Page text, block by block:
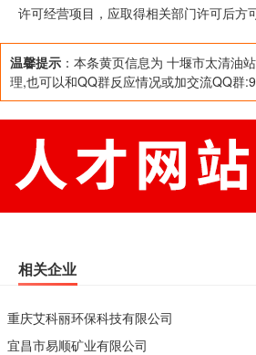
许可经营项目，应取得相关部门许可后方
温馨提示 ：本条黄页信息为 十堰市太清油
理,也可以和QQ群反应情况或加交流QQ群
相关企业
重庆艾科丽环保科技有限公司
宜昌市易顺矿业有限公司